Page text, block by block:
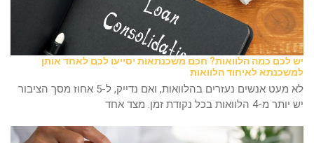
יש לכם כמה הלוואות? חכם משכנתאות יסייעו לכם לאחד אותן
למשכנתא לאיחוד הלוואות
לא מעט אנשים נעזרים בהלוואות, ואם נדייק, ל-5 אחוז מסך הציבור
יש יותר מ-4 הלוואות בכל נקודת זמן. מצד אחד